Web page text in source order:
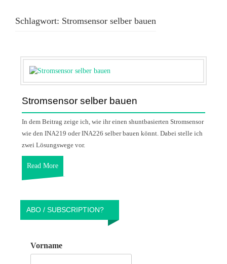
Schlagwort: Stromsensor selber bauen
Stromsensor selber bauen
In dem Beitrag zeige ich, wie ihr einen shuntbasierten Stromsensor
wie den INA219 oder INA226 selber bauen könnt. Dabei stelle ich
zwei Lösungswege vor.
Read More
ABO / SUBSCRIPTION?
Vorname